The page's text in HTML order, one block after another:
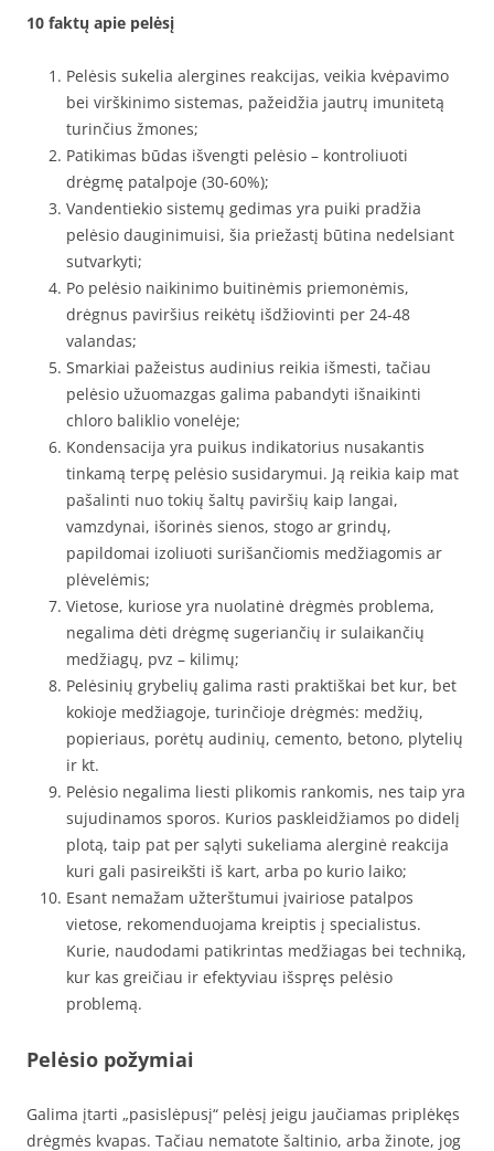
10 faktų apie pelėsį
Pelėsis sukelia alergines reakcijas, veikia kvėpavimo
bei virškinimo sistemas, pažeidžia jautrų imunitetą
turinčius žmones;
Patikimas būdas išvengti pelėsio – kontroliuoti
drėgmę patalpoje (30-60%);
Vandentiekio sistemų gedimas yra puiki pradžia
pelėsio dauginimuisi, šia priežastį būtina nedelsiant
sutvarkyti;
Po pelėsio naikinimo buitinėmis priemonėmis,
drėgnus paviršius reikėtų išdžiovinti per 24-48
valandas;
Smarkiai pažeistus audinius reikia išmesti, tačiau
pelėsio užuomazgas galima pabandyti išnaikinti
chloro baliklio vonelėje;
Kondensacija yra puikus indikatorius nusakantis
tinkamą terpę pelėsio susidarymui. Ją reikia kaip mat
pašalinti nuo tokių šaltų paviršių kaip langai,
vamzdynai, išorinės sienos, stogo ar grindų,
papildomai izoliuoti surišančiomis medžiagomis ar
plėvelėmis;
Vietose, kuriose yra nuolatinė drėgmės problema,
negalima dėti drėgmę sugeriančių ir sulaikančių
medžiagų, pvz – kilimų;
Pelėsinių grybelių galima rasti praktiškai bet kur, bet
kokioje medžiagoje, turinčioje drėgmės: medžių,
popieriaus, porėtų audinių, cemento, betono, plytelių
ir kt.
Pelėsio negalima liesti plikomis rankomis, nes taip yra
sujudinamos sporos. Kurios paskleidžiamos po didelį
plotą, taip pat per sąlyti sukeliama alerginė reakcija
kuri gali pasireikšti iš kart, arba po kurio laiko;
Esant nemažam užterštumui įvairiose patalpos
vietose, rekomenduojama kreiptis į specialistus.
Kurie, naudodami patikrintas medžiagas bei techniką,
kur kas greičiau ir efektyviau išspręs pelėsio
problemą.
Pelėsio požymiai
Galima įtarti „pasislėpusį“ pelėsį jeigu jaučiamas priplėkęs
drėgmės kvapas. Tačiau nematote šaltinio, arba žinote, jog